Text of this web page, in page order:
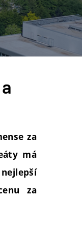
za
má
za